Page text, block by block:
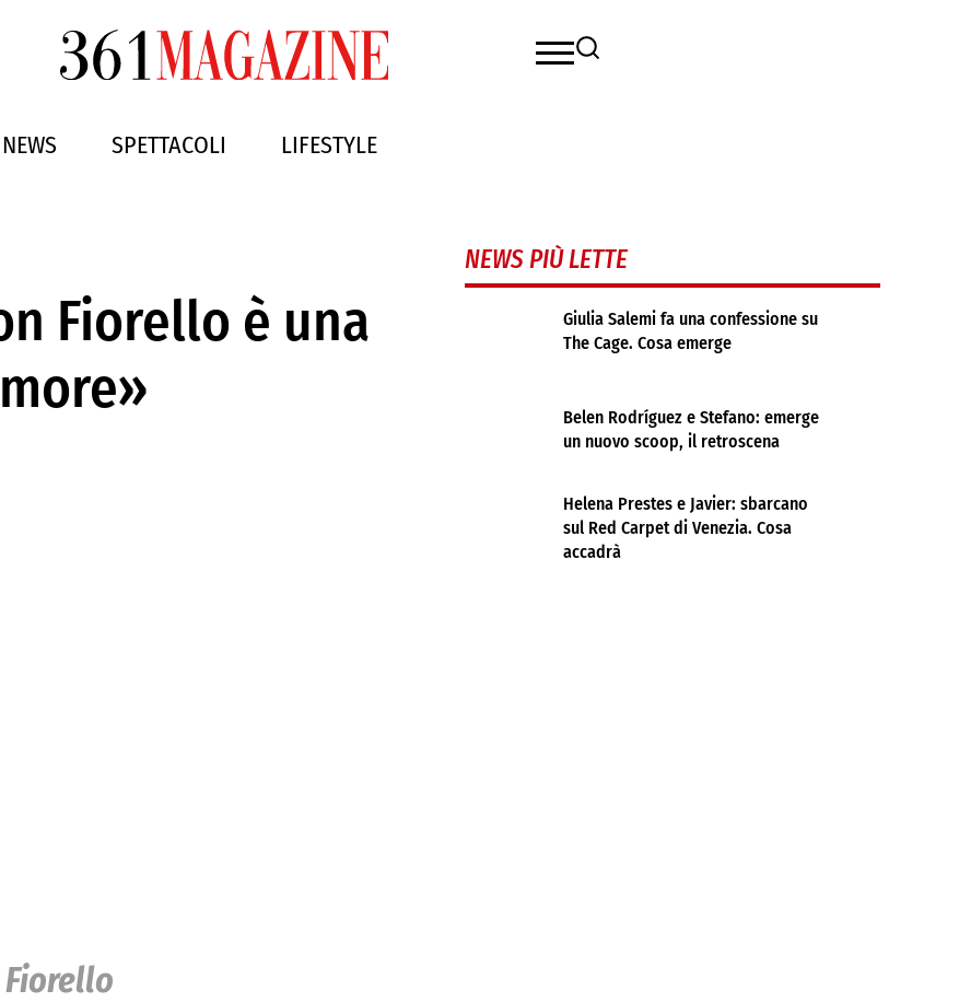
NEWS SPETTACOLI LIFESTYLE
Fiorello è una
NEWS PIÙ LETTE
Giulia Salemi fa una confessione su
The Cage. Cosa emerge
Belen Rodríguez e Stefano: emerge
un nuovo scoop, il retroscena
Helena Prestes e Javier: sbarcano
sul Red Carpet di Venezia. Cosa
accadrà